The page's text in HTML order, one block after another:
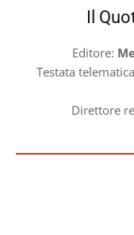
Il
Editore:
Testata
Direttore